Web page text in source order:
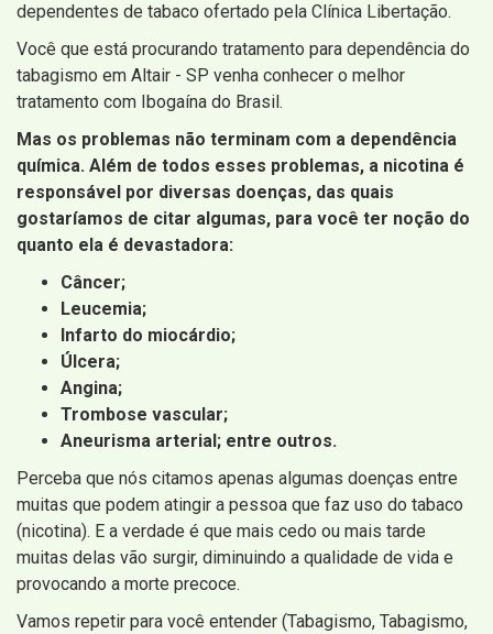
dependentes de tabaco ofertado pela Clínica Libertação.
Você que está procurando tratamento para dependência do
tabagismo em Altair - SP venha conhecer o melhor
tratamento com Ibogaína do Brasil.
Mas os problemas não terminam com a dependência
química. Além de todos esses problemas, a nicotina é
responsável por diversas doenças, das quais
gostaríamos de citar algumas, para você ter noção do
quanto ela é devastadora:
Câncer;
Leucemia;
Infarto do miocárdio;
Úlcera;
Angina;
Trombose vascular;
Aneurisma arterial; entre outros.
Perceba que nós citamos apenas algumas doenças entre
muitas que podem atingir a pessoa que faz uso do tabaco
(nicotina). E a verdade é que mais cedo ou mais tarde
muitas delas vão surgir, diminuindo a qualidade de vida e
provocando a morte precoce.
Vamos repetir para você entender (Tabagismo, Tabagismo,